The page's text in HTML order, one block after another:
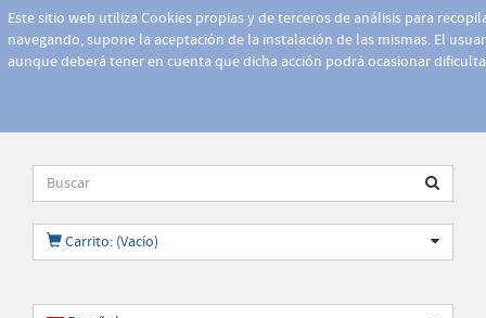
Este sitio web utiliza Cookies propias y de terceros de análisis para
navegando, supone la aceptación de la instalación de las mismas. El
aunque deberá tener en cuenta que dicha acción podrá ocasionar
Carrito: (Vacío)